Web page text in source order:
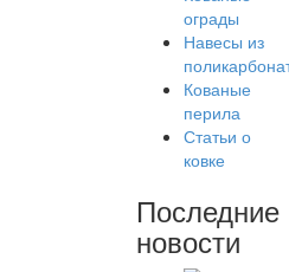
ограды
Навесы из
Кованые
перила
Статьи о
ковке
Последние
новости